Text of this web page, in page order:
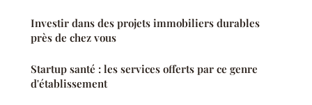
Investir dans des projets immobiliers durables
près de chez vous
Startup santé : les services offerts par ce genre
d'établissement